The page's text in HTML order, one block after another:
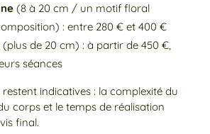
(8 à 20 cm / un motif floral
: entre 280 € et 400 €
(plus de 20 cm) : à partir de 450 €,
séances
indicatives : la complexité du
corps et le temps de réalisation
final.